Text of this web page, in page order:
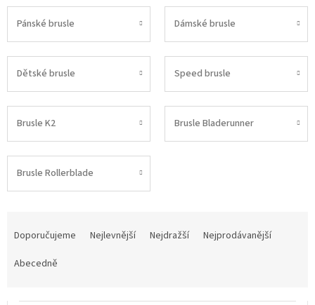
Pánské brusle Dámské brusle
Dětské brusle Speed brusle
Brusle K2 Brusle Bladerunner
Brusle Rollerblade
Doporučujeme Nejlevnější Nejdražší
Nejprodávanější
Abecedně